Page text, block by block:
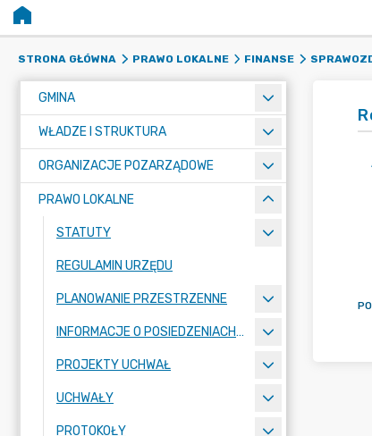
STRONA GŁÓWNA PRAWO LOKALNE FINANSE
GMINA
WŁADZE I STRUKTURA
ORGANIZACJE POZARZĄDOWE
PRAWO LOKALNE
STATUTY
REGULAMIN URZĘDU
PLANOWANIE PRZESTRZENNE
INFORMACJE O POSIEDZENIACH KOMISJI
PROJEKTY UCHWAŁ
UCHWAŁY
PROTOKOŁY